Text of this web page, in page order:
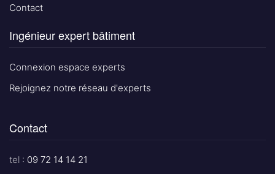
Contact
Ingénieur expert bâtiment
Connexion espace experts
Rejoignez notre réseau d'experts
Contact
tel : 09 72 14 14 21